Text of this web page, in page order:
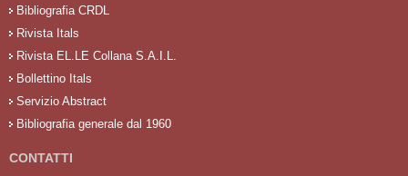
Bibliografia CRDL
Rivista Itals
Rivista EL.LE Collana S.A.I.L.
Bollettino Itals
Servizio Abstract
Bibliografia generale dal 1960
CONTATTI